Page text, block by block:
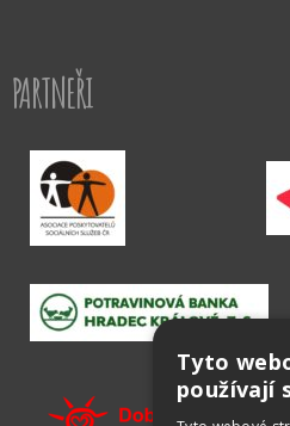
PARTNEŘI
Tyto
používají